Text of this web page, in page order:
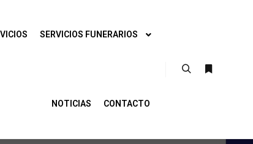
SERVICIOS FUNERARIOS
NOTICIAS CONTACTO